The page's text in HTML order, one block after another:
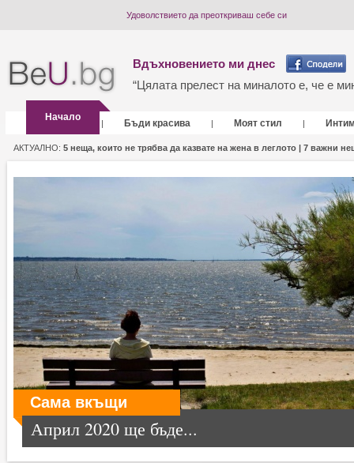
Удоволствието да преоткриваш себе си
Вдъхновението ми днес
“Цялата прелест на миналото е, че е
Начало
| Бъди красива | Моят стил |
АКТУАЛНО: 5 неща, които не трябва да казвате на жена в леглото | 7 важни
Сама вкъщи
Април 2020 ще бъде...